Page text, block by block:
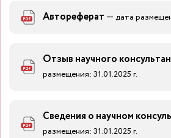
Автореферат — дата
Отзыв научного
размещения: 31.01.2025 г.
Сведения о научном
размещения: 31.01.2025 г.